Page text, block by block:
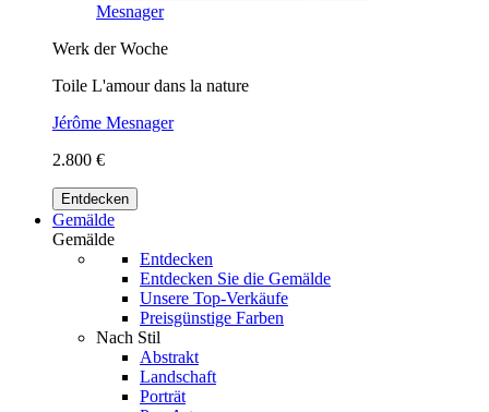
Werk der Woche
Toile L'amour dans la nature
Jérôme Mesnager
2.800 €
Entdecken
Gemälde
Gemälde
Entdecken
Entdecken Sie die Gemälde
Unsere Top-Verkäufe
Preisgünstige Farben
Nach Stil
Abstrakt
Landschaft
Porträt